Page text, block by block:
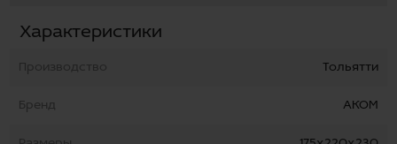
Характеристики
Производство Тольятти
Бренд АКОМ